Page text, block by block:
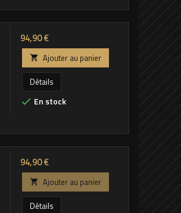
Prix
94,90 €

Ajouter au panier
Détails
 En stock
Prix
94,90 €

Ajouter au panier
Détails